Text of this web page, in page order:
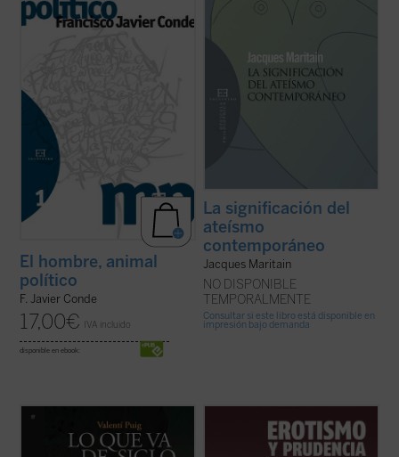
despolitizaday un Estado desapoderado
También con la perversa ...(ver ficha)
El hombre, animal
político
F. Javier Conde
17,00€ IVA incluido
disponible en ebook:
La significación del
ateísmo
contemporáneo
Jacques Maritain
NO DISPONIBLE
TEMPORALMENTE
Consultar si este libro está disponible en
impresión bajo demanda
El caudal imaginativo, en la primera década
del siglo XXI, es incesante [...]. Al mirar a
nuestro alrededor es como si
estuviéramos entre los vestigios de una
¿Quién era Leo Strauss y qué decía
exactamente? Hay quienes se jactan de
haber descubierto el «indiscutible carácter
falocrático» de su filosofía, quienes lo ven